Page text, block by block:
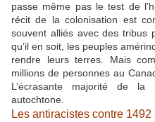
passe même pas le test de
récit de la colonisation est
souvent alliés avec des tribus
qu’il en soit, les peuples
rendre leurs terres. Mais
millions de personnes au
L’écrasante majorité de la
autochtone.
Les antiracistes contre 1492